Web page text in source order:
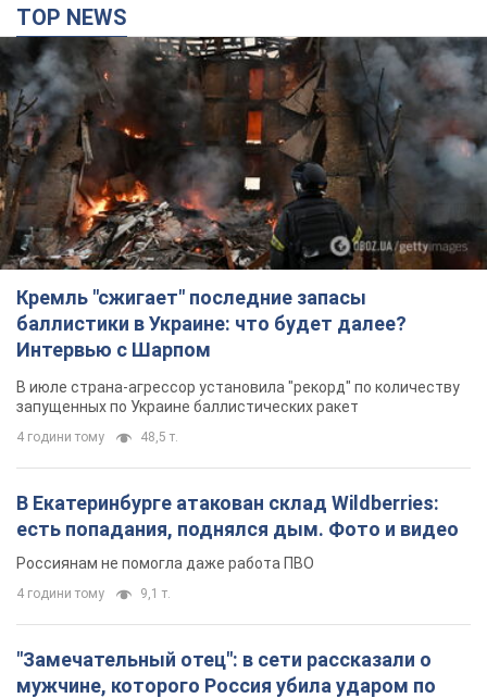
Кремль "сжигает" последние запасы
баллистики в Украине: что будет далее?
Интервью с Шарпом
В июле страна-агрессор установила "рекорд" по количеству
запущенных по Украине баллистических ракет
4 години тому
В Екатеринбурге атакован склад Wildberries:
есть попадания, поднялся дым. Фото и видео
4 години тому
"Замечательный отец": в сети рассказали о
мужчине, которого Россия убила ударом по
Броварам. Фото
2 години тому